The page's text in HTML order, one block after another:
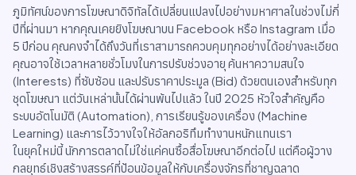
ภูมิทัศน์ของการโฆษณาดิจิทัลได้เปลี่ยนแปลงไปอย่างมหาศาลในช่วงไม่กี่
ปีที่ผ่านมา หากคุณเคยยิงโฆษณาบน Facebook หรือ Instagram เมื่อ
5 ปีก่อน คุณคงจำได้ถึงวันที่เราสามารถควบคุมทุกอย่างได้อย่างละเอียด
คุณอาจใช้เวลาหลายชั่วโมงในการปรับช่วงอายุ ค้นหาความสนใจ
(Interests) ที่ซับซ้อน และปรับราคาประมูล (Bid) ด้วยตนเองสำหรับทุก
ชุดโฆษณา แต่วันเหล่านั้นได้ผ่านพ้นไปแล้ว ในปี 2025 หัวใจสำคัญคือ
ระบบอัตโนมัติ (Automation), การเรียนรู้ของเครื่อง (Machine
Learning) และการไว้วางใจให้อัลกอริทึมทำงานหนักแทนเรา
ในยุคใหม่นี้ นักการตลาดไม่ใช่แค่คนซื้อสื่อโฆษณาอีกต่อไป แต่คือผู้วาง
กลยุทธ์เชิงสร้างสรรค์ที่ป้อนข้อมูลให้กับเครื่องจักรที่ชาญฉลาด